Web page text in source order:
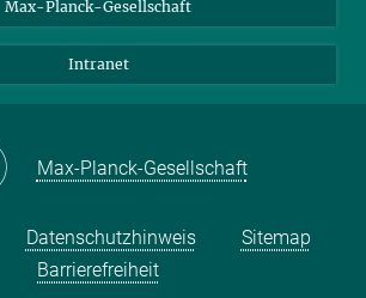
Max-Planck-Gesellschaft
Intranet
Max-Planck-Gesellschaft
Datenschutzhinweis
Sitemap
Barrierefreiheit